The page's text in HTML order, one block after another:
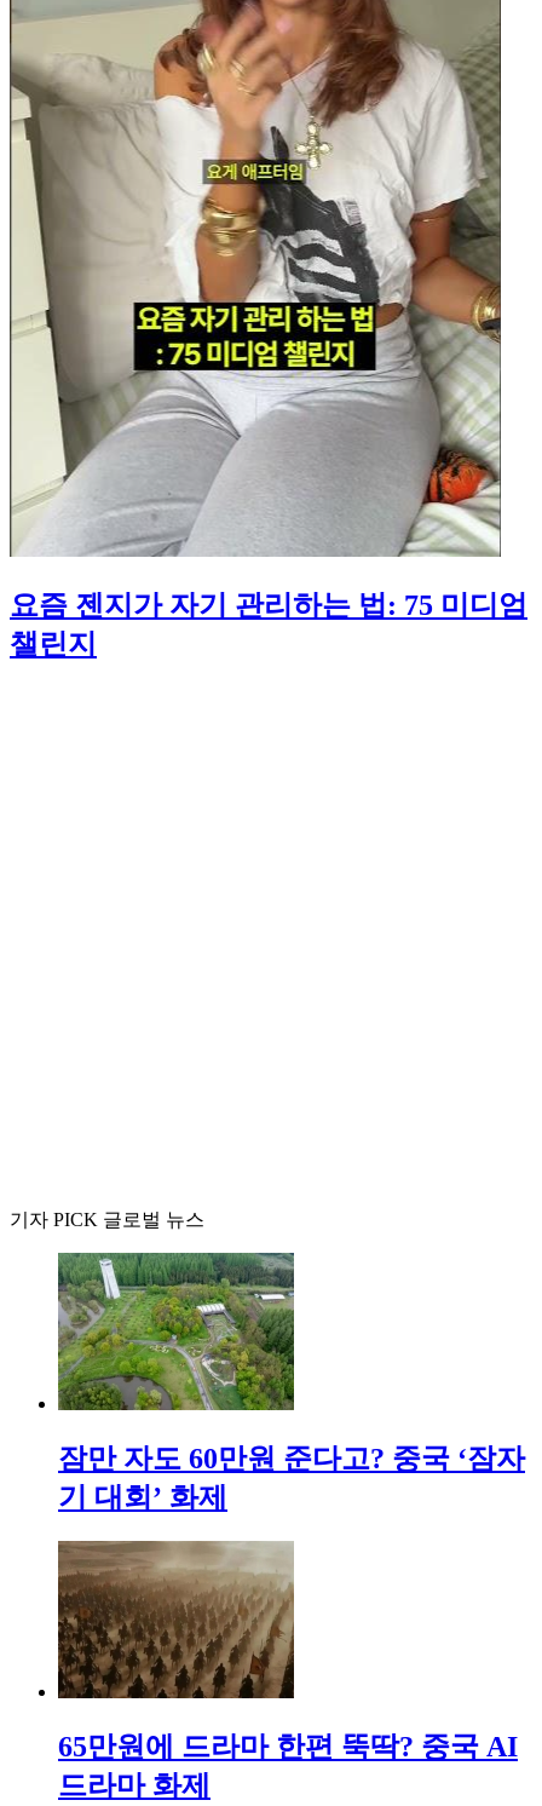
요즘 젠지가 자기 관리하는 법: 75 미디엄
챌린지
기자 PICK 글로벌 뉴스
잠만 자도 60만원 준다고? 중국 ‘잠자
기 대회’ 화제
65만원에 드라마 한편 뚝딱? 중국 AI
드라마 화제